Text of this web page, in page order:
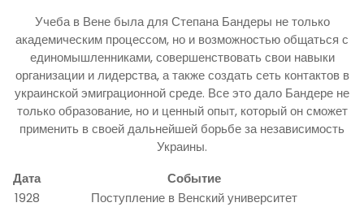
Учеба в Вене была для Степана Бандеры не только
академическим процессом, но и возможностью общаться с
единомышленниками, совершенствовать свои навыки
организации и лидерства, а также создать сеть контактов в
украинской эмиграционной среде. Все это дало Бандере не
только образование, но и ценный опыт, который он сможет
применить в своей дальнейшей борьбе за независимость
Украины.
Дата
Событие
1928
Поступление в Венский университет